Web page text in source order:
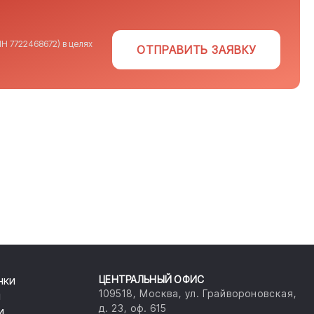
ОТПРАВИТЬ ЗАЯВКУ
7722468672) в целях
ЦЕНТРАЛЬНЫЙ ОФИС
109518, Москва, ул. Грайвороновская,
д. 23, оф. 615